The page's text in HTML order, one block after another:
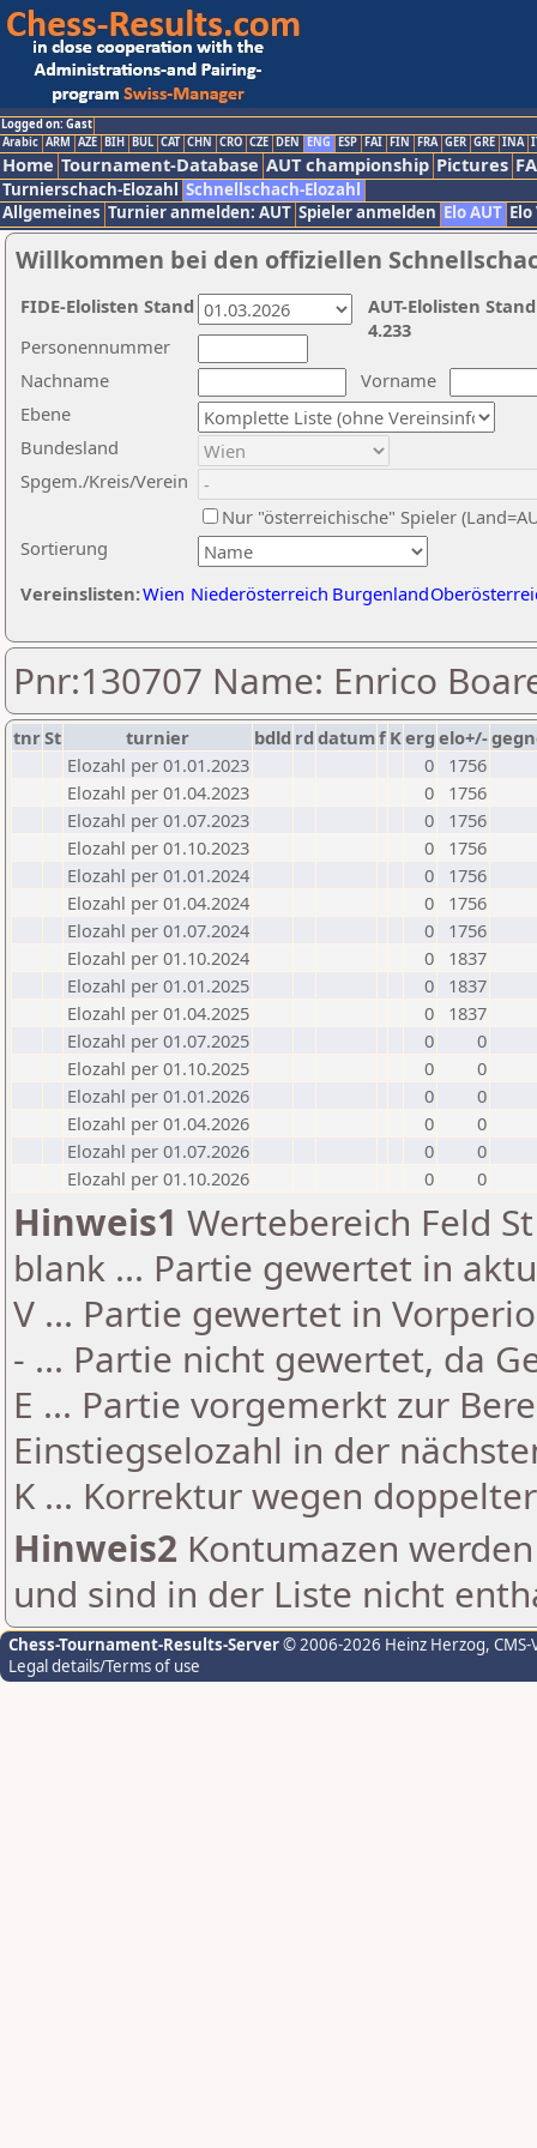
Logged on: Gast
Arabic ARM AZE BIH BUL CAT CHN CRO CZE DEN ENG ESP FAI FIN FRA GER GRE INA
Home Tournament-Database AUT championship Pictures
Turnierschach-Elozahl Schnellschach-Elozahl
Allgemeines Turnier anmelden: AUT Spieler anmelden Elo AUT
Willkommen bei den offiziellen
Nachname
Vorname
Ebene
Sortierung
Personennummer
Bundesland
Spgem./Kreis/Verein
Nur "österreichische" Spieler
Vereinslisten:Wien Niederösterreich Burgenland
AUT-Elolisten
4.233
FIDE-Elolisten Stand
Pnr:130707 Name: Enrico
tnrSt turnier bdld rd datumf Kerg elo+/-
Elozahl per 01.01.2023
0
1756
Elozahl per 01.04.2023
0
1756
Elozahl per 01.07.2023
0
1756
Elozahl per 01.10.2023
0
1756
Elozahl per 01.01.2024
0
1756
Elozahl per 01.04.2024
0
1756
Elozahl per 01.07.2024
0
1756
Elozahl per 01.10.2024
0
1837
Elozahl per 01.01.2025
0
1837
Elozahl per 01.04.2025
0
1837
Elozahl per 01.07.2025
0
0
Elozahl per 01.10.2025
0
0
Elozahl per 01.01.2026
0
0
Elozahl per 01.04.2026
0
0
Elozahl per 01.07.2026
0
0
Elozahl per 01.10.2026
0 0
Hinweis1 Wertebereich Feld
blank ... Partie gewertet in
V ... Partie gewertet in
- ... Partie nicht gewertet, da
E ... Partie vorgemerkt zur
Einstiegselozahl in der
K ... Korrektur wegen
Hinweis2 Kontumazen
und sind in der Liste nicht
Chess-Tournament-Results-Server© 2006-2026 Heinz Herzog,
Legal details/Terms of use